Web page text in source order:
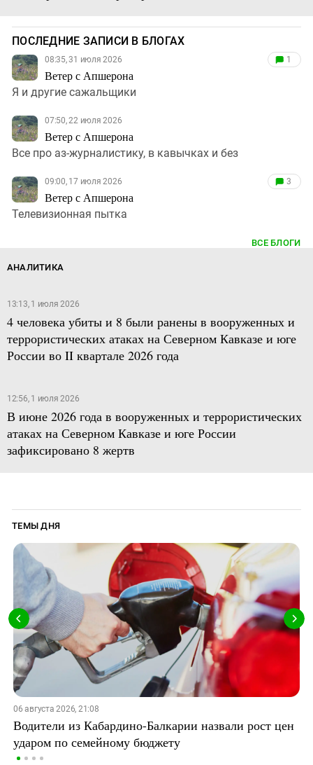
ПОСЛЕДНИЕ ЗАПИСИ В БЛОГАХ
08:35, 31 июля 2026
Ветер с Апшерона
1
Я и другие сажальщики
07:50, 22 июля 2026
Ветер с Апшерона
Все про аз-журналистику, в кавычках и без
09:00, 17 июля 2026
Ветер с Апшерона
3
Телевизионная пытка
ВСЕ БЛОГИ
АНАЛИТИКА
13:13, 1 июля 2026
4 человека убиты и 8 были ранены в вооруженных и
террористических атаках на Северном Кавказе и юге
России во II квартале 2026 года
12:56, 1 июля 2026
В июне 2026 года в вооруженных и террористических
атаках на Северном Кавказе и юге России
зафиксировано 8 жертв
ТЕМЫ ДНЯ
06 августа 2026, 21:08
Водители из Кабардино-Балкарии назвали рост цен
ударом по семейному бюджету